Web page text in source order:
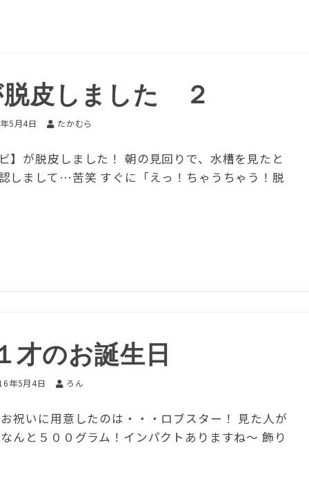
脱皮しました ２
5月4日 たかむら
が脱皮しました！ 朝の見回りで、水槽を見たと
しまして…苦笑 すぐに「えっ！ちゃうちゃう！脱
才のお誕生日
年5月4日 ろん
祝いに用意したのは・・・ロブスター！ 見た人が
んと５００グラム！インパクトありますね～ 飾り